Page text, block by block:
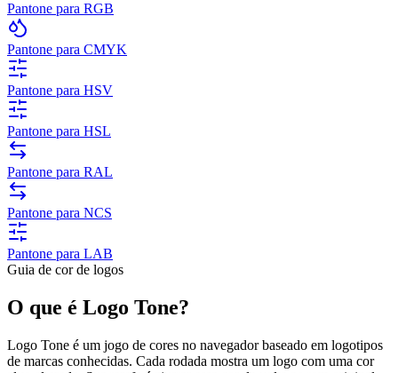
Pantone para RGB
Pantone para CMYK
Pantone para HSV
Pantone para HSL
Pantone para RAL
Pantone para NCS
Pantone para LAB
Guia de cor de logos
O que é Logo Tone?
Logo Tone é um jogo de cores no navegador baseado em logotipos
de marcas conhecidas. Cada rodada mostra um logo com uma cor